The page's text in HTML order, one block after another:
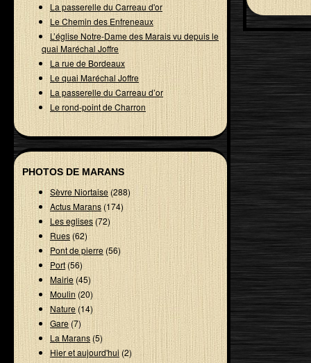
La passerelle du Carreau d'or
Le Chemin des Enfreneaux
L’église Notre-Dame des Marais vu depuis le
quai Maréchal Joffre
La rue de Bordeaux
Le quai Maréchal Joffre
La passerelle du Carreau d’or
Le rond-point de Charron
PHOTOS DE MARANS
Sèvre Niortaise(288)
Actus Marans (174)
Les eglises(72)
Rues(62)
Pont de pierre(56)
Port(56)
Mairie(45)
Moulin(20)
Nature(14)
Gare (7)
La Marans(5)
Hier et aujourd'hui (2)